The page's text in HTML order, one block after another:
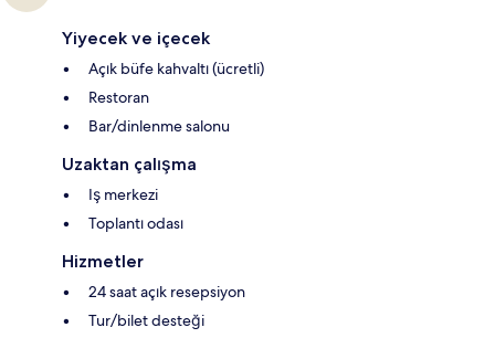
Yiyecek ve içecek
Açık büfe kahvaltı (ücretli)
Restoran
Bar/dinlenme salonu
Uzaktan çalışma
Iş merkezi
Toplantı odası
Hizmetler
24 saat açık resepsiyon
Tur/bilet desteği